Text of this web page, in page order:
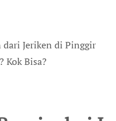
Jeriken di Pinggir
Kok Bisa?